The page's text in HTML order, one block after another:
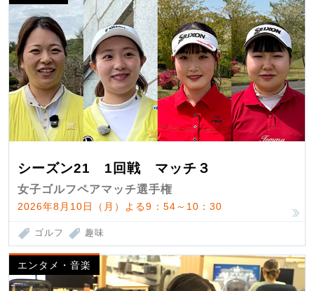
シーズン21 1回戦 マッチ３
女子ゴルフペアマッチ選手権
2026年8月10日（月）よる9：54～10：30
ゴルフ 趣味
エンタメ・音楽